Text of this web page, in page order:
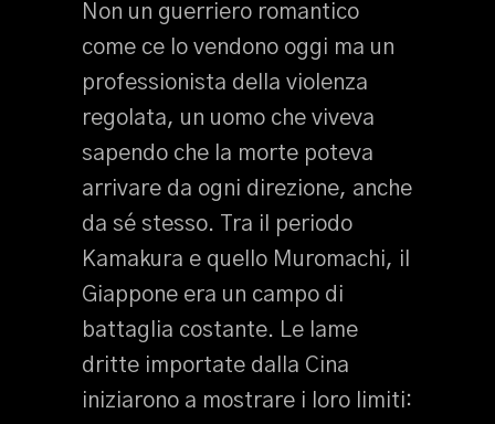
Non un guerriero romantico
come ce lo vendono oggi ma un
professionista della violenza
regolata, un uomo che viveva
sapendo che la morte poteva
arrivare da ogni direzione, anche
da sé stesso. Tra il periodo
Kamakura e quello Muromachi, il
Giappone era un campo di
battaglia costante. Le lame
dritte importate dalla Cina
iniziarono a mostrare i loro limiti: